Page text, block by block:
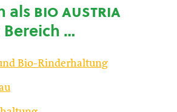
alsbio austria
…
Bio-Rinderhaltung